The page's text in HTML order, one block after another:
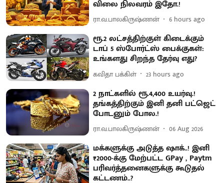
விலை நிலவரம் இதோ.!
ரா.வ.பாலகிருஷ்ணன் 6 hours ago
ரூ.2 லட்சத்திற்குள் கிடைக்கும்
டாப் 5 ஸ்போர்ட்ஸ் பைக்குகள்:
உங்களது சிறந்த தேர்வு எது?
கவிதா பக்கிள் 23 hours ago
2 நாட்களில் ரூ.4,400 உயர்வு.!
தங்கத்திற்கும் இனி தனி பட்ஜெட்
போடனும் போல.!
ரா.வ.பாலகிருஷ்ணன் 06 Aug 2026
மக்களுக்கு அடுத்த ஷாக்..! இனி
₹2000-க்கு மேற்பட்ட GPay , Paytm
பரிவர்த்தனைகளுக்கு கூடுதல்
கட்டணம்..?